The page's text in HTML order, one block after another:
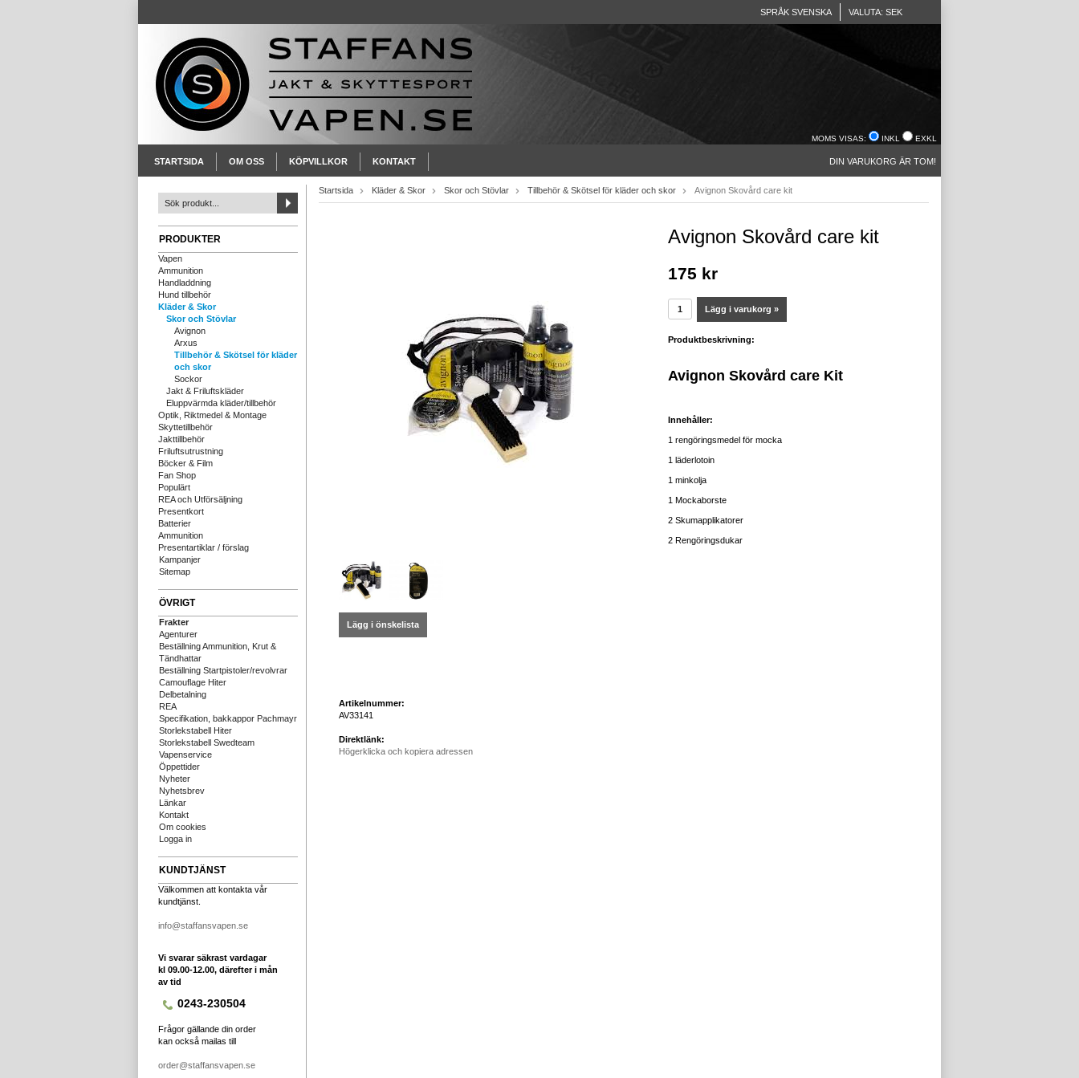
SPRÅK SVENSKA VALUTA: SEK
MOMS VISAS: INKL EXKL
STARTSIDA OM OSS KÖPVILLKOR KONTAKT DIN VARUKORG ÄR TOM!
PRODUKTER
Vapen
Ammunition
Handladdning
Hund tillbehör
Kläder & Skor
Skor och Stövlar
Avignon
Arxus
Tillbehör & Skötsel för kläder
och skor
Sockor
Jakt & Friluftskläder
Eluppvärmda kläder/tillbehör
Optik, Riktmedel & Montage
Skyttetillbehör
Jakttillbehör
Friluftsutrustning
Böcker & Film
Fan Shop
Populärt
REA och Utförsäljning
Presentkort
Batterier
Ammunition
Presentartiklar / förslag
Kampanjer
Sitemap
ÖVRIGT
Frakter
Agenturer
Beställning Ammunition, Krut &
Tändhattar
Beställning Startpistoler/revolvrar
Camouflage Hiter
Delbetalning
REA
Specifikation, bakkappor Pachmayr
Storlekstabell Hiter
Storlekstabell Swedteam
Vapenservice
Öppettider
Nyheter
Nyhetsbrev
Länkar
Kontakt
Om cookies
Logga in
KUNDTJÄNST
Välkommen att kontakta vår
kundtjänst.
info@staffansvapen.se
Vi svarar säkrast vardagar
kl 09.00-12.00, därefter i mån
av tid
0243-230504
Frågor gällande din order
kan också mailas till
order@staffansvapen.se
Startsida Kläder & Skor Skor och Stövlar Tillbehör & Skötsel för kläder och skor Avignon Skovård care kit
Lägg i önskelista
Artikelnummer:
AV33141
Direktlänk:
Högerklicka och kopiera adressen
Avignon Skovård care kit
175 kr
Lägg i varukorg »
Produktbeskrivning:
Avignon Skovård care Kit
Innehåller:
1 rengöringsmedel för mocka
1 läderlotoin
1 minkolja
1 Mockaborste
2 Skumapplikatorer
2 Rengöringsdukar